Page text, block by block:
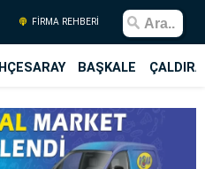
FİRMA REHBERİ
BAŞKALE